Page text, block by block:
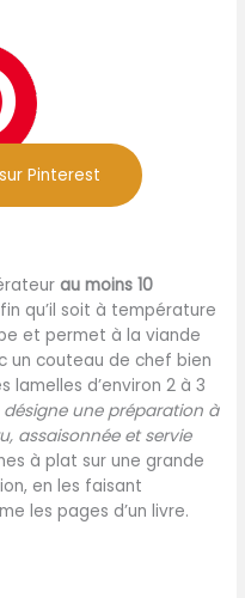
Pinterest
au moins 10
qu’il soit à température
et permet à la viande
un couteau de chef bien
d’environ 2 à 3
désigne une préparation à
assaisonnée et servie
à plat sur une grande
en les faisant
les pages d’un livre.